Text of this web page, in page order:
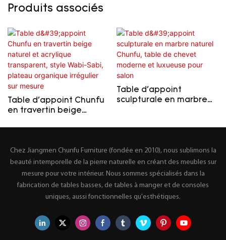
Produits associés
Table d'appoint Chunfu
en travertin beige
irrégulier sur mesure
Table d'appoint
sculpturale en marbre
Chez Jiangmen Chunfu Furniture (fondée en 2010), nous sublimons la
beauté intemporelle de la pierre naturelle en créant des meubles sur
mesure pour votre intérieur. Nous sommes spécialisés dans la
fabrication de tables basses, de tables à manger et de consoles
uniques, aussi fonctionnelles qu'esthétiques.